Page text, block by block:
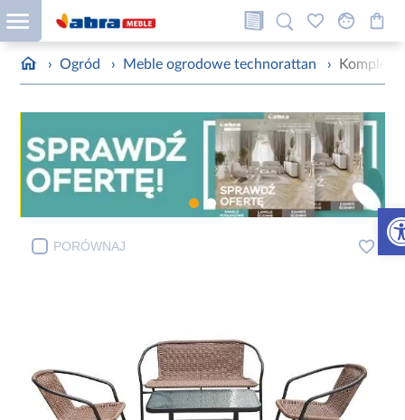
› Ogród › Meble ogrodowe technorattan › Komplet
PORÓWNAJ